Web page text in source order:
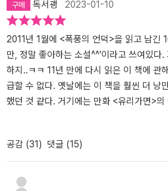
독서괭 2023-01-10
2011년 1월에 <폭풍의 언덕>을 읽고 남긴
만, 정말 좋아하는 소설^^'이라고 쓰여있다
하지..ㅋㅋ 11년 만에 다시 읽은 이 책에 관
급할 수 없다. 옛날에는 이 책을 훨씬 더 낭
했던 것 같다. 거기에는 만화 <유리가면>의
에서 히스클리프와의 사랑이 너무나 순수
때문이다. 소설의 뒷부분 복수하는 부분은
에 아마 만화에서는 소녀시절 중심으로 그
운 인상으로 남았던 것 같다. 내 최애 만화
공감 (31) 댓글 (15)